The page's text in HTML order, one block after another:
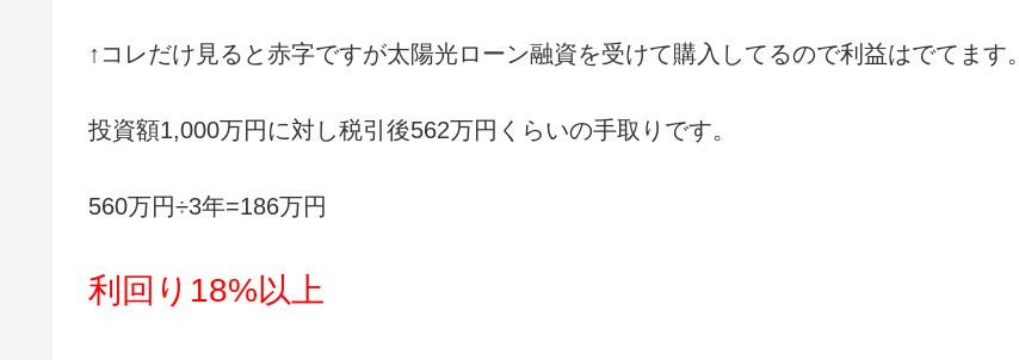
↑コレだけ見ると赤字ですが太陽光ローン融資を受けて購入してるので利益はでてます。
投資額1,000万円に対し税引後562万円くらいの手取りです。
560万円÷3年=186万円
利回り18%以上